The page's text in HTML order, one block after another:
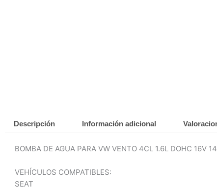
Descripción Información adicional
BOMBA DE AGUA PARA VW VENTO 4CL 1.6L DOHC 16V
VEHÍCULOS COMPATIBLES:
SEAT